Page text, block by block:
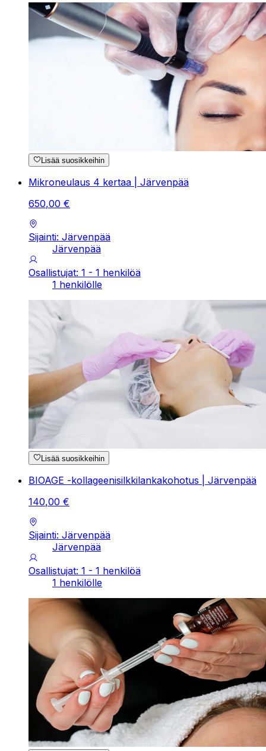
Lisää suosikkeihin
Mikroneulaus 4 kertaa | Järvenpää
650,00 €
Sijainti: Järvenpää
Järvenpää
Osallistujat: 1 - 1 henkilöä
1 henkilölle
Lisää suosikkeihin
BIOAGE -kollageenisilkkilankakohotus | Järvenpää
140,00 €
Sijainti: Järvenpää
Järvenpää
Osallistujat: 1 - 1 henkilöä
1 henkilölle